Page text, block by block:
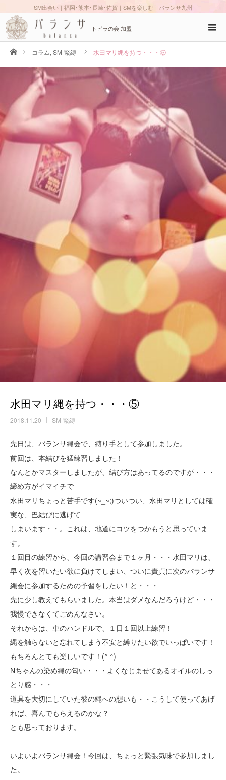
SM出会い｜福岡･熊本･長崎･佐賀｜SMを楽しむ バランサ九州
トビラの会 加盟
ホームコラム, SM-緊縛 水田マリ縄を持つ・・・⑤
水田マリ縄を持つ・・・⑤
2018.11.20 SM-緊縛
先日は、バランサ縄会で、縛り手として参加しました。
前回は、本結びを猛練習しました！
なんとかマスターしましたが、結び方はあってるのですが・・・
締め方がイマイチで
水田マリちょっと苦手です(~_~;)ついつい、水田マリとしては確
実な、巴結びに逃げて
しまいます・・。これは、地道にコツをつかもうと思っていま
す。
１回目の練習から、今回の講習会まで１ヶ月・・・水田マリは、
早く次を習いたい欲に負けてしまい、ついに責貞に次のバランサ
縄会に参加するための予習をしたい！と・・・
先に少し教えてもらいました。本当はダメなんだろうけど・・・
我慢できなくてごめんなさい。
それからは、車のハンドルで、１日１回以上練習！
縄を触らないと忘れてしまう不安と縛りたい欲でいっぱいです！
もちろんとても楽しいです！(^ ^)
Nちゃんの染め縄の匂い・・・よくなじませてあるオイルのしっ
とり感・・・
道具を大切にしていた彼の縄への想いも・・こうして使ってあげ
れば、喜んでもらえるのかな？
とも思っております。
いよいよバランサ縄会！今回は、ちょっと緊張気味で参加しまし
た。